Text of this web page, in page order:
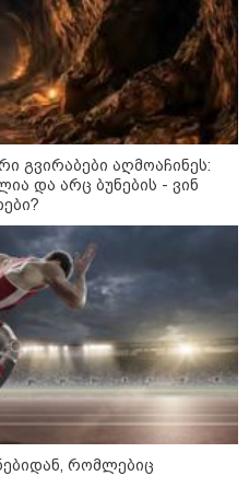
/ 09-08-2026
ხარკოვს და ოდესას
არიან დაღუპულები
- რა
ავრცელებს
მერი?
/ 09-08-2026
ოცნება” ხელს
ირანული
ქსელების
გაფართოებას, თუმცა
ამერიკას უყენებს
- ჯო უილსონი
/ 08-08-2026
მა საქართველოში
კრიპტოკომპანია
გვირაბები აღმოაჩინეს:
და არც ბუნების - ვინ
რომლებიც